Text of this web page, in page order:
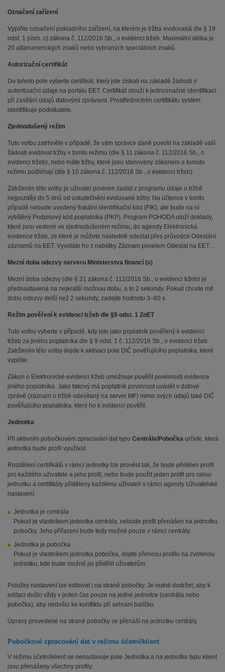
Označení zařízení
Vyplňte označení pokladního zařízení, na kterém je tržba evidovaná dle § 19
odst. 1 písm. c) zákona č. 112/2016 Sb., o evidenci tržeb. Maximální délka je
20 alfanumerických znaků nebo vybraných speciálních znaků.
Autorizační certifikát
Do tohoto pole vyberte certifikát, který jste získali na základě žádosti o
autentizační údaje na portálu EET. Certifikát slouží k jednoznačné identifikaci
při zasílání údajů datovými zprávami. Prostřednictvím certifikátu systém
identifikuje podnikatele.
Zjednodušený režim
Tuto volbu zatrhněte v případě, že vám správce daně povolil na základě vaší
žádosti evidovat tržby v tomto režimu (dle § 11 zákona č. 112/2016 Sb., o
evidenci tržeb), nebo máte tržby, které jsou stanoveny zákonem a tomuto
režimu podléhají (dle § 10 zákona č. 112/2016 Sb., o evidenci tržeb).
Zatržením této volby je uživatel povinen zaslat z programu údaje o tržbě
nejpozději do 5 dnů od uskutečnění evidované tržby. Na účtence v tomto
případě nebude uvedený fiskální identifikační kód (FIK), ale bude na ní
vytištěný Podpisový kód poplatníka (PKP). Program POHODA uloží doklady,
které jsou vedené ve zjednodušeném režimu, do agendy Elektronická
evidence tržeb, ze které je můžete následně odeslat přes průvodce Odeslání
záznamů na EET. Vyvoláte ho z nabídky Záznam povelem Odeslat na EET…
Mezní doba odezvy serveru Ministerstva financí (s)
Mezní doba odezvy (dle § 21 zákona č. 112/2016 Sb., o evidenci tržeb) je
přednastavená na nejkratší možnou dobu, a to 2 sekundy. Pokud chcete mít
dobu odezvy delší než 2 sekundy, zadejte hodnotu 3–60 s.
Režim pověření k evidenci tržeb dle §9 odst. 1 ZoET
Tuto volbu vyberte v případě, kdy jste jako poplatník pověřený k evidenci
tržeb za jiného poplatníka dle § 9 odst. 1 č. 112/2016 Sb., o evidenci tržeb.
Zatržením této volby dojde k aktivaci pole DIČ pověřujícího poplatníka, které
vyplňte.
Zákon o Elektronické evidenci tržeb umožnuje pověřit povinností evidence
jiného poplatníka. Jako takový má poplatník povinnost uvádět v datové
zprávě (záznam o tržbě odesílaný na server MF) mimo svých údajů také DIČ
pověřujícího poplatníka, který ho k evidenci pověřil.
Jednotka
Při aktivním pobočkovém zpracování dat typu Centrála/Pobočka určete, která
jednotka bude profil využívat.
Rozdělení certifikátů v rámci jednotky lze provést tak, že bude přidělen profil
pro každého uživatele a jeho profil, nebo bude použit jeden profil pro celou
jednotku a certifikáty přiděleny každému uživateli v rámci agendy Uživatelské
nastavení.
Jednotka je centrála
Pokud je vlastníkem jednotka centrála, nebude profil přenášen na jednotku
pobočky. Jeho přiřazení bude tedy možné pouze v rámci centrály.
Jednotka je pobočka
Pokud je vlastníkem jednotka pobočka, dojde přenosu profilu na zvolenou
jednotku, kde bude možné jej přidělit uživatelům.
Položky nastavení lze editovat i na straně pobočky. Je nutné dodržet, aby k
editaci došlo vždy v jeden čas pouze na jedné jednotce (centrála nebo
pobočka), aby nedošlo ke konfliktu při sehrání balíčku.
Úpravy provedené na straně pobočky se přenáší na jednotku centrály.
Pobočkové zpracování dat v režimu účetní/klient
V režimu účetní/klient se nenastavuje pole Jednotka a na jednotku typu klient
jsou přenášeny všechny profily.